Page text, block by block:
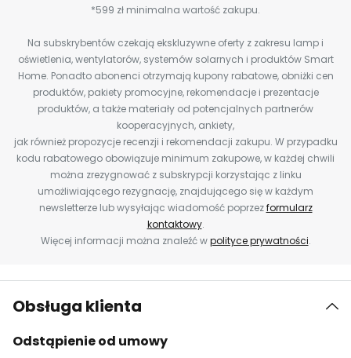
*599 zł minimalna wartość zakupu.
Na subskrybentów czekają ekskluzywne oferty z zakresu lamp i
oświetlenia, wentylatorów, systemów solarnych i produktów Smart
Home. Ponadto abonenci otrzymają kupony rabatowe, obniżki cen
produktów, pakiety promocyjne, rekomendacje i prezentacje
produktów, a także materiały od potencjalnych partnerów
kooperacyjnych, ankiety,
jak również propozycje recenzji i rekomendacji zakupu. W przypadku
kodu rabatowego obowiązuje minimum zakupowe, w każdej chwili
można zrezygnować z subskrypcji korzystając z linku
umożliwiającego rezygnację, znajdującego się w każdym
newsletterze lub wysyłając wiadomość poprzezformularz
kontaktowy.
Więcej informacji można znaleźć wpolityce prywatności.
Obsługa klienta
Odstąpienie od umowy